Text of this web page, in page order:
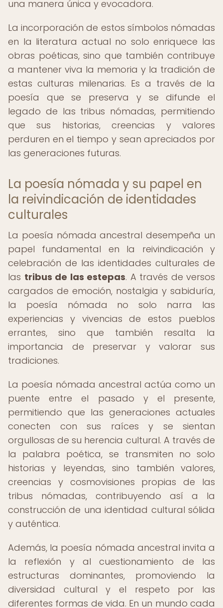
una manera única y evocadora.
La incorporación de estos símbolos nómadas
en la literatura actual no solo enriquece las
obras poéticas, sino que también contribuye
a mantener viva la memoria y la tradición de
estas culturas milenarias. Es a través de la
poesía que se preserva y se difunde el
legado de las tribus nómadas, permitiendo
que sus historias, creencias y valores
perduren en el tiempo y sean apreciados por
las generaciones futuras.
La poesía nómada y su papel en
la reivindicación de identidades
culturales
La poesía nómada ancestral desempeña un
papel fundamental en la reivindicación y
celebración de las identidades culturales de
las tribus de las estepas. A través de versos
cargados de emoción, nostalgia y sabiduría,
la poesía nómada no solo narra las
experiencias y vivencias de estos pueblos
errantes, sino que también resalta la
importancia de preservar y valorar sus
tradiciones.
La poesía nómada ancestral actúa como un
puente entre el pasado y el presente,
permitiendo que las generaciones actuales
conecten con sus raíces y se sientan
orgullosas de su herencia cultural. A través de
la palabra poética, se transmiten no solo
historias y leyendas, sino también valores,
creencias y cosmovisiones propias de las
tribus nómadas, contribuyendo así a la
construcción de una identidad cultural sólida
y auténtica.
Además, la poesía nómada ancestral invita a
la reflexión y al cuestionamiento de las
estructuras dominantes, promoviendo la
diversidad cultural y el respeto por las
diferentes formas de vida. En un mundo cada